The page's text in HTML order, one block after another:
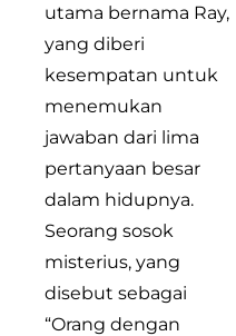
utama bernama Ray,
yang diberi
kesempatan untuk
menemukan
jawaban dari lima
pertanyaan besar
dalam hidupnya.
Seorang sosok
misterius, yang
disebut sebagai
“Orang dengan